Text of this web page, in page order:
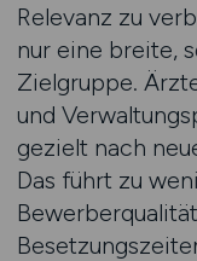
Relevanz zu
nur eine breite,
Zielgruppe.
und
gezielt nach
Das führt zu